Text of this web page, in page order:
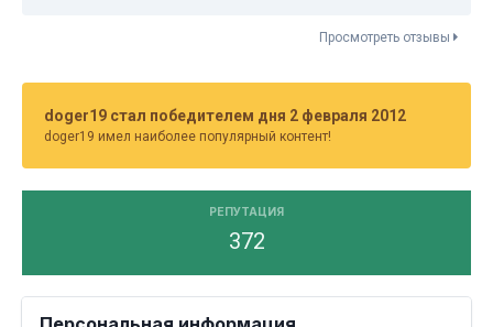
Просмотреть отзывы
doger19 стал победителем дня 2 февраля 2012
doger19 имел наиболее популярный контент!
РЕПУТАЦИЯ
372